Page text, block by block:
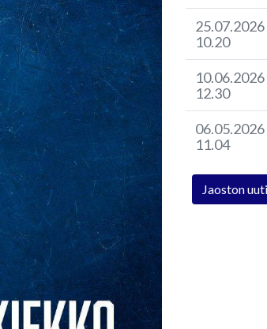
25.07.2026
10.20
10.06.2026
12.30
06.05.2026
11.04
Jaoston